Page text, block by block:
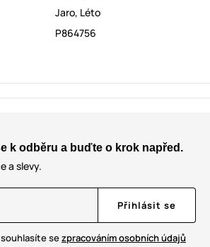
Jaro, Léto
P864756
k odběru a buďte o krok napřed.
a slevy.
Přihlásit se
sezpracováním osobních údajů